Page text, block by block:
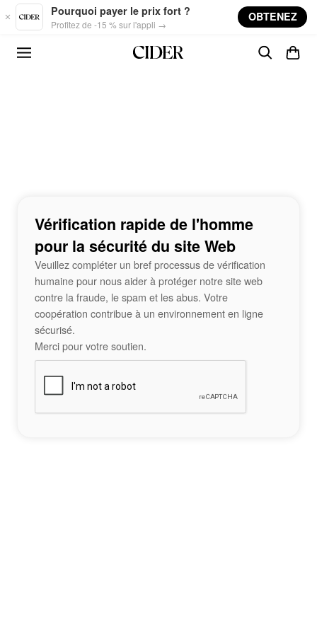
Skip to main content
Pourquoi payer le prix fort ?
Profitez de -15 % sur l'appli →
OBTENEZ
Vérification rapide de l'homme
pour la sécurité du site Web
Veuillez compléter un bref processus de vérification
humaine pour nous aider à protéger notre site web
contre la fraude, le spam et les abus. Votre
coopération contribue à un environnement en ligne
sécurisé.
Merci pour votre soutien.